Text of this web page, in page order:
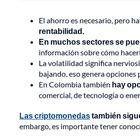
El ahorro es necesario, pero
rentabilidad.
En muchos sectores se
información sobre cómo
La volatilidad significa
bajando, eso genera
En Colombia también hay
comercial, de tecnología o
Las criptomonedastambién
embargo, es importante tener